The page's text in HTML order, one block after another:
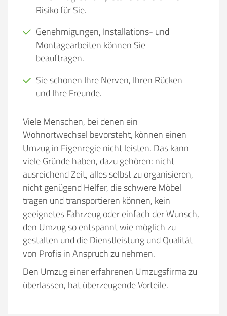
Risiko für Sie.
Genehmigungen, Installations- und
Montagearbeiten können Sie
beauftragen.
Sie schonen Ihre Nerven, Ihren Rücken
und Ihre Freunde.
Viele Menschen, bei denen ein
Wohnortwechsel bevorsteht, können einen
Umzug in Eigenregie nicht leisten. Das kann
viele Gründe haben, dazu gehören: nicht
ausreichend Zeit, alles selbst zu organisieren,
nicht genügend Helfer, die schwere Möbel
tragen und transportieren können, kein
geeignetes Fahrzeug oder einfach der Wunsch,
den Umzug so entspannt wie möglich zu
gestalten und die Dienstleistung und Qualität
von Profis in Anspruch zu nehmen.
Den Umzug einer erfahrenen Umzugsfirma zu
überlassen, hat überzeugende Vorteile.